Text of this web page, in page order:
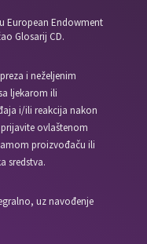
European Endowment
Glosarij CD.
i neželjenim
ljekarom ili
i/ili reakcija nakon
ovlaštenom
proizvođaču ili
sredstva.
uz navođenje